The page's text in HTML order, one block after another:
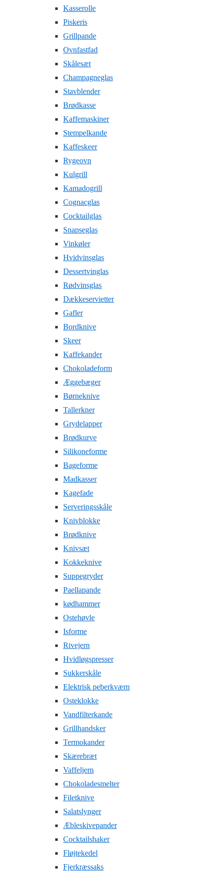
Kasserolle
Piskeris
Grillpande
Ovnfastfad
Skålesæt
Champagneglas
Stavblender
Brødkasse
Kaffemaskiner
Stempelkande
Kaffeskeer
Rygeovn
Kulgrill
Kamadogrill
Cognacglas
Cocktailglas
Snapseglas
Vinkøler
Hvidvinsglas
Dessertvinglas
Rødvinsglas
Dækkeservietter
Gafler
Bordknive
Skeer
Kaffekander
Chokoladeform
Æggebæger
Børneknive
Tallerkner
Grydelapper
Brødkurve
Silikoneforme
Bageforme
Madkasser
Kagefade
Serveringsskåle
Knivblokke
Brødknive
Knivsæt
Kokkeknive
Suppegryder
Paellapande
kødhammer
Ostehøvle
Isforme
Rivejern
Hvidløgspresser
Sukkerskåle
Elektrisk peberkværn
Osteklokke
Vandfilterkande
Grillhandsker
Termokander
Skærebræt
Vaffeljern
Chokoladesmelter
Filetknive
Salatslynger
Æbleskivepander
Cocktailshaker
Fløjtekedel
Fjerkræssaks